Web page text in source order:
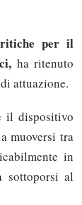
per il
ha ritenuto
attuazione.
il dispositivo
muoversi tra
in
sottoporsi al